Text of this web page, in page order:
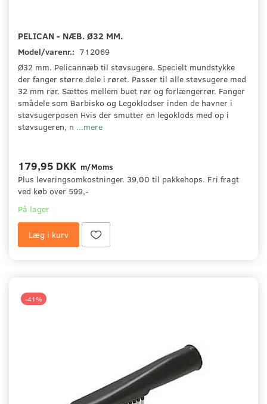
PELICAN - NÆB. Ø32 MM.
Model/varenr.: 712069
Ø32 mm. Pelicannæb til støvsugere. Specielt mundstykke
der fanger større dele i røret. Passer til alle støvsugere med
32 mm rør. Sættes mellem buet rør og forlængerrør. Fanger
smådele som Barbisko og Legoklodser inden de havner i
støvsugerposen Hvis der smutter en legoklods med op i
støvsugeren, n ...mere
179,95 DKK m/Moms
Plus leveringsomkostninger. 39,00 til pakkehops. Fri fragt
ved køb over 599,-
På lager
Læg i kurv
-41%